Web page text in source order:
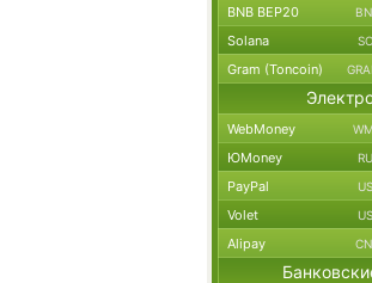
BNB BEP20
Solana
Gram (Toncoin)
WebMoney
ЮMoney
PayPal
Volet
Alipay